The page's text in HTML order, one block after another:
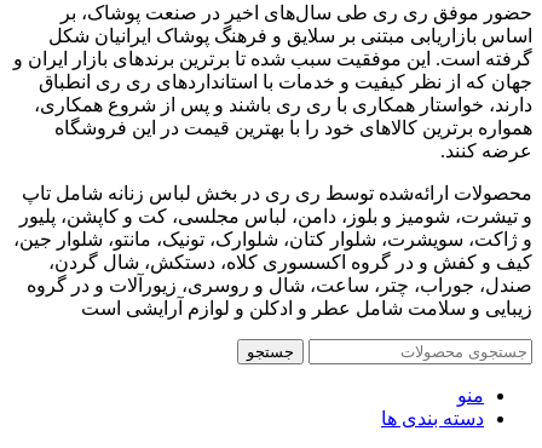
حضور موفق ری ری طی سال‌های اخیر در صنعت پوشاک، بر
اساس بازاریابی مبتنی بر سلایق و فرهنگ پوشاک ایرانیان شکل‌
گرفته است. این موفقیت سبب شده تا برترین برندهای بازار ایران و
جهان که از نظر کیفیت و خدمات با استانداردهای ری ری انطباق
دارند، خواستار همکاری با ری ری باشند و پس از شروع همکاری،
همواره برترین کالاهای خود را با بهترین قیمت در این فروشگاه
عرضه کنند.
محصولات ارائه‌شده توسط ری ری در بخش لباس زنانه شامل تاپ
و تیشرت، شومیز و بلوز، دامن، لباس مجلسی، کت و کاپشن، پلیور
و ژاکت، سویشرت، شلوار کتان، شلوارک، تونیک، مانتو، شلوار جین،
کیف و کفش و در گروه اکسسوری کلاه، دستکش، شال گردن،
صندل، جوراب، چتر، ساعت، شال و روسری، زیورآلات و در گروه
زیبایی و سلامت شامل عطر و ادکلن و لوازم آرایشی است
جستجو
منو
دسته بندی ها